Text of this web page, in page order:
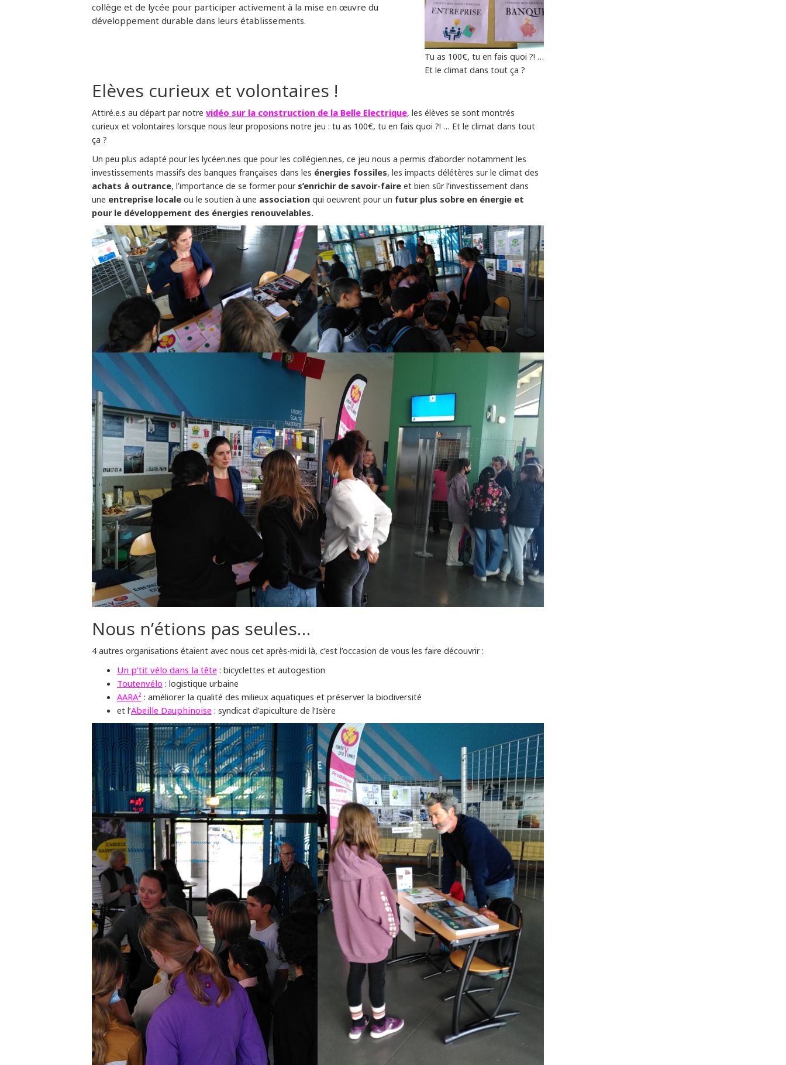
Tu as 100€, tu en fais quoi ?! …
Et le climat dans tout ça ?
collège et de lycée pour participer activement à la mise en œuvre du
développement durable dans leurs établissements.
Elèves curieux et volontaires !
Attiré.e.s au départ par notre vidéo sur la construction de la Belle Electrique, les élèves se sont montrés
curieux et volontaires lorsque nous leur proposions notre jeu : tu as 100€, tu en fais quoi ?! … Et le climat dans tout
ça ?
Un peu plus adapté pour les lycéen.nes que pour les collégien.nes, ce jeu nous a permis d’aborder notamment les
investissements massifs des banques françaises dans les énergies fossiles, les impacts délétères sur le climat des
achats à outrance, l’importance de se former pour s’enrichir de savoir-faire et bien sûr l’investissement dans
une entreprise locale ou le soutien à une association qui oeuvrent pour un futur plus sobre en énergie et
pour le développement des énergies renouvelables.
Nous n’étions pas seules…
4 autres organisations étaient avec nous cet après-midi là, c’est l’occasion de vous les faire découvrir :
Un p’tit vélo dans la tête : bicyclettes et autogestion
Toutenvélo : logistique urbaine
AARA² : améliorer la qualité des milieux aquatiques et préserver la biodiversité
et l’Abeille Dauphinoise : syndicat d’apiculture de l’Isère